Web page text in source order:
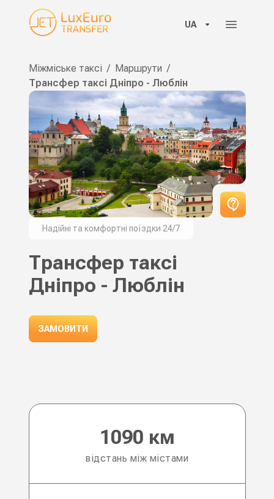
UA
Міжміське таксі / Маршрути /
Трансфер таксі Дніпро - Люблін
Надійні та комфортні поїздки 24/7
Трансфер таксі
Дніпро - Люблін
ЗАМОВИТИ
відстань між містами
1090 км